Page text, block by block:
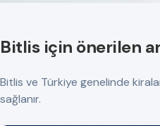
Bitlis için önerilen
Bitlis ve Türkiye genelinde
sağlanır.